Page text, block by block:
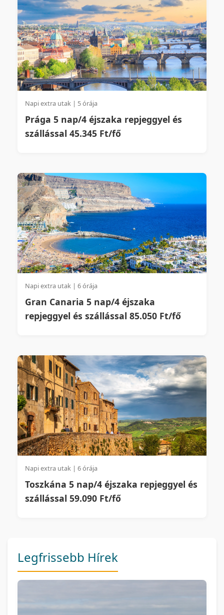
Napi extra utak | 5 órája
Prága 5 nap/4 éjszaka repjeggyel és
szállással 45.345 Ft/fő
Napi extra utak | 6 órája
Gran Canaria 5 nap/4 éjszaka
repjeggyel és szállással 85.050 Ft/fő
Napi extra utak | 6 órája
Toszkána 5 nap/4 éjszaka repjeggyel és
szállással 59.090 Ft/fő
Legfrissebb Hírek